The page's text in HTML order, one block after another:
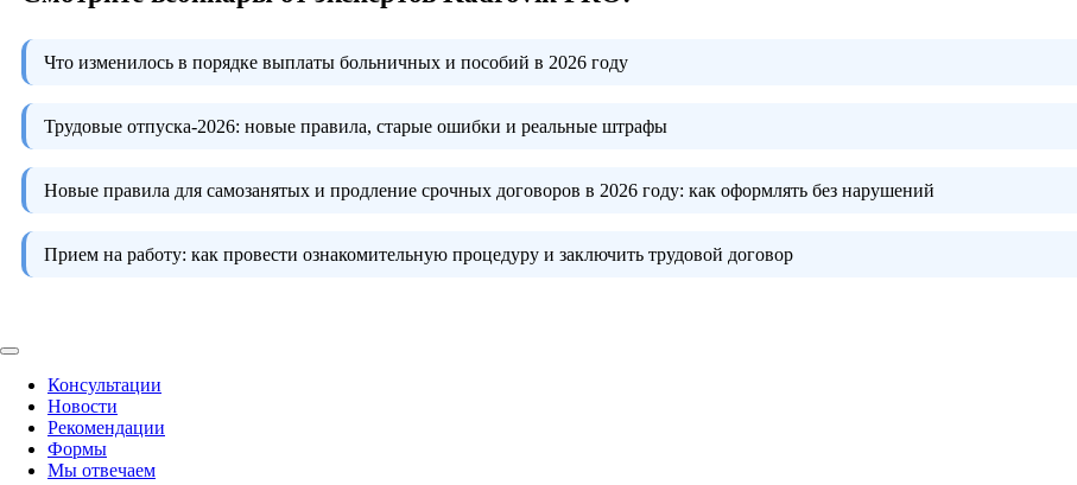
Что изменилось в порядке выплаты больничных и пособий в 2026 году
Трудовые отпуска-2026: новые правила, старые ошибки и реальные штрафы
Новые правила для самозанятых и продление срочных договоров в 2026 году: как оформлять без нарушений
Прием на работу: как провести ознакомительную процедуру и заключить трудовой договор
Консультации
Новости
Рекомендации
Формы
Мы отвечаем